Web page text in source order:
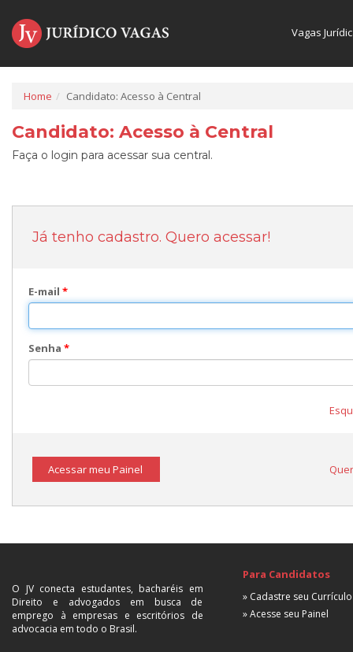
Vagas
Home Candidato: Acesso à Central
Candidato: Acesso à Central
Faça o login para acessar sua central.
Já tenho cadastro. Quero acessar!
E-mail *
Senha *
Acessar meu Painel
O JV conecta estudantes, bacharéis em
Direito e advogados em busca de
emprego à empresas e escritórios de
advocacia em todo o Brasil.
Para Candidatos
» Cadastre seu Currículo
» Acesse seu Painel